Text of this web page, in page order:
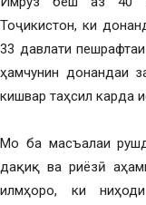
Тоҷикистон, ки
33 давлати
ҳамчунин донандаи
кишвар таҳсил карда
Мо ба масъалаи
дақиқ ва риёзӣ
илмҳоро, ки